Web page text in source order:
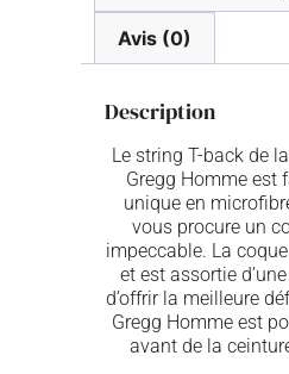
Avis (0)
Description
Le string T-back de
Gregg Homme est
unique en
vous procure un
impeccable. La
et est assortie
d’offrir la meilleure
Gregg Homme est
avant de la